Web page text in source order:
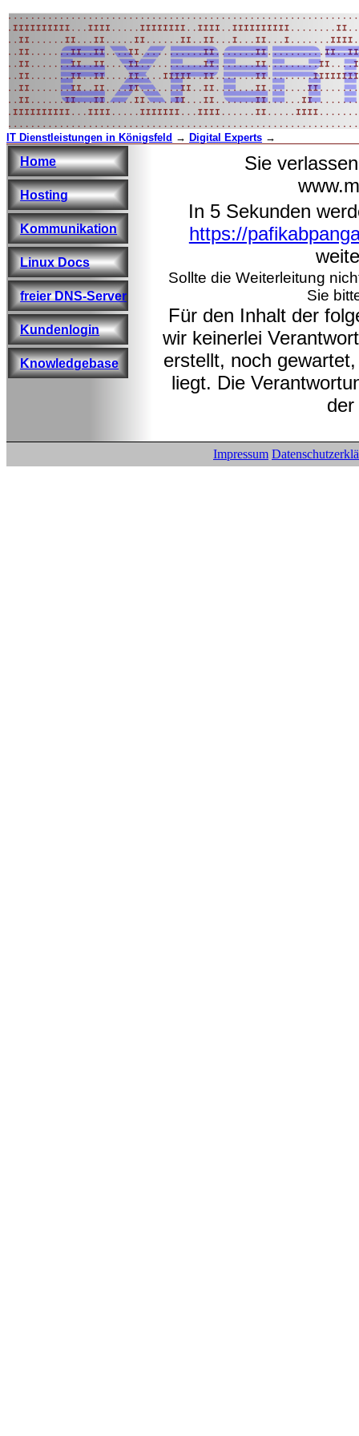
IT Dienstleistungen in Königsfeld → Digital Experts →
Sie
In 5 Sekunden
https://
Sollte die Weiterleitung
Sie
Für den Inhalt der
wir keinerlei
erstellt, noch
liegt. Die
Home
Hosting
Kommunikation
Linux Docs
freier DNS-Server
Kundenlogin
Knowledgebase
Impressum